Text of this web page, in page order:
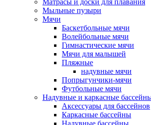
Матрасы и доски для плавания
Мыльные пузыри
Мячи
Баскетбольные мячи
Волейбольные мячи
Гимнастические мячи
Мячи для малышей
Пляжные
надувные мячи
Попрыгунчики-мячи
Футбольные мячи
Надувные и каркасные
Аксессуары для бассейнов
Каркасные бассейны
Надувные бассейны